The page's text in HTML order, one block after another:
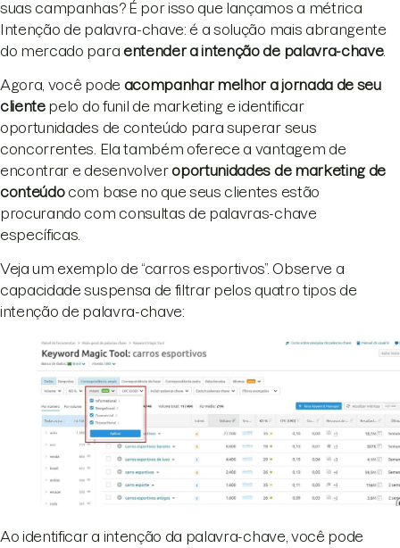
suas campanhas? É por isso que lançamos a métrica
Intenção de palavra-chave: é a solução mais abrangente
do mercado para entender a intenção de palavra-chave.
Agora, você pode acompanhar melhor a jornada de seu
clientepelo do funil de marketing e identificar
oportunidades de conteúdo para superar seus
concorrentes. Ela também oferece a vantagem de
encontrar e desenvolver oportunidades de marketing de
conteúdocom base no que seus clientes estão
procurando com consultas de palavras-chave
específicas.
Veja um exemplo de “carros esportivos”. Observe a
capacidade suspensa de filtrar pelos quatro tipos de
intenção de palavra-chave:
Ao identificar a intenção da palavra-chave, você pode